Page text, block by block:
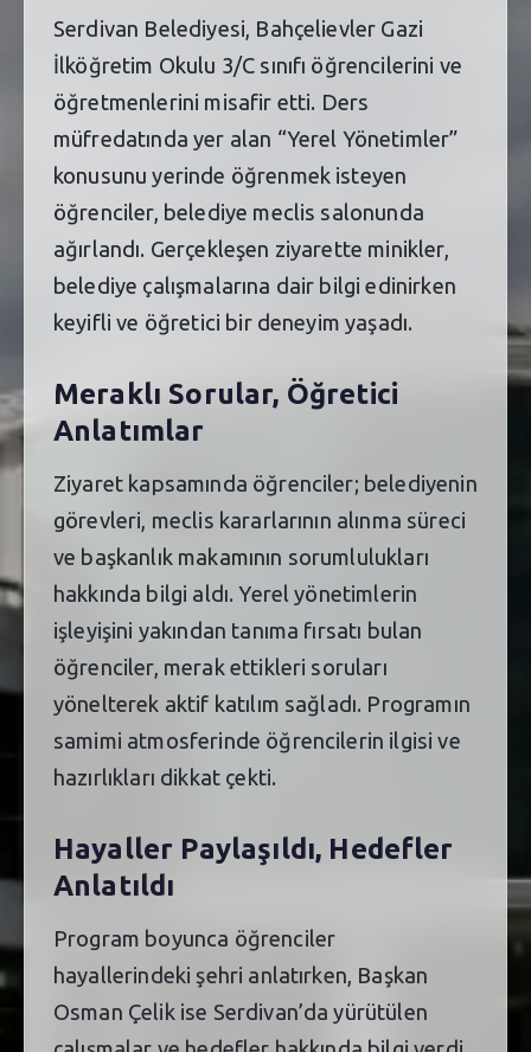
Serdivan Belediyesi, Bahçelievler Gazi
İlköğretim Okulu 3/C sınıfı öğrencilerini ve
öğretmenlerini misafir etti. Ders
müfredatında yer alan “Yerel Yönetimler”
konusunu yerinde öğrenmek isteyen
öğrenciler, belediye meclis salonunda
ağırlandı. Gerçekleşen ziyarette minikler,
belediye çalışmalarına dair bilgi edinirken
keyifli ve öğretici bir deneyim yaşadı.
Meraklı Sorular, Öğretici
Anlatımlar
Ziyaret kapsamında öğrenciler; belediyenin
görevleri, meclis kararlarının alınma süreci
ve başkanlık makamının sorumlulukları
hakkında bilgi aldı. Yerel yönetimlerin
işleyişini yakından tanıma fırsatı bulan
öğrenciler, merak ettikleri soruları
yönelterek aktif katılım sağladı. Programın
samimi atmosferinde öğrencilerin ilgisi ve
hazırlıkları dikkat çekti.
Hayaller Paylaşıldı, Hedefler
Anlatıldı
Program boyunca öğrenciler
hayallerindeki şehri anlatırken, Başkan
Osman Çelik ise Serdivan’da yürütülen